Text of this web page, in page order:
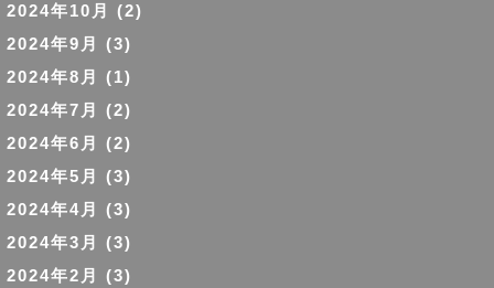
2024年10月
(2)
2024年9月
(3)
2024年8月
(1)
2024年7月
(2)
2024年6月
(2)
2024年5月
(3)
2024年4月
(3)
2024年3月
(3)
2024年2月
(3)